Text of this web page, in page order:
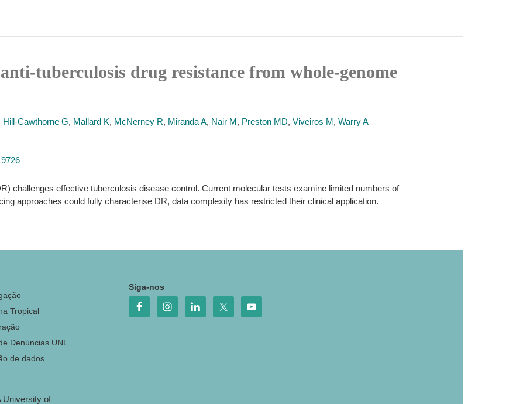
tuberculosis drug resistance from whole-genome
Hill-Cawthorne G, Mallard K, McNerney R, Miranda A, Nair M, Preston MD, Viveiros M, Warry A
challenges effective tuberculosis disease control. Current molecular tests examine limited numbers of
approaches could fully characterise DR, data complexity has restricted their clinical application.
Tropical
Denúncias UNL
de dados
Siga-nos